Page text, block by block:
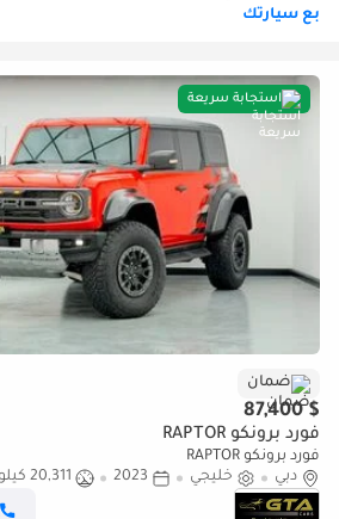
بع سيارتك
استجابة سريعة
ضمان
$ 87,400
فورد برونكو RAPTOR
فورد برونكو RAPTOR
دبي
خليجي 2023
20,311 كيلومتر